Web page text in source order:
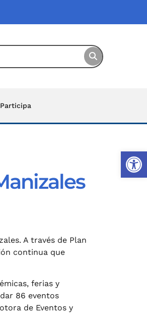
Participa
A través de Plan
continua que
ferias y
86 eventos
de Eventos y